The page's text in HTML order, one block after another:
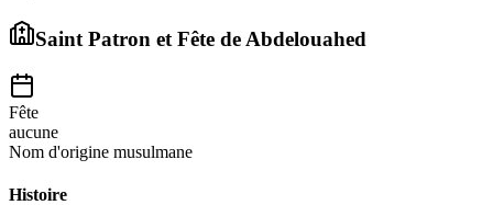
Saint Patron et Fête de Abdelouahed
Fête
aucune
Nom d'origine musulmane
Histoire